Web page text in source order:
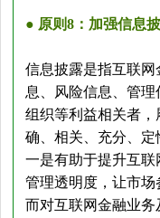
● 原则8：加强信息
信息披露是指互联
息、风险信息、管
组织等利益相关者
确、相关、充分、定
一是有助于提升互
管理透明度，让市
而对互联网金融业